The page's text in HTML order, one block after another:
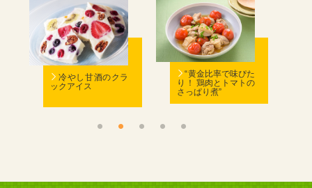
冷やし甘酒のクラ
ックアイス
“黄金比率で味ぴた
り！ 鶏肉とトマトの
さっぱり煮”